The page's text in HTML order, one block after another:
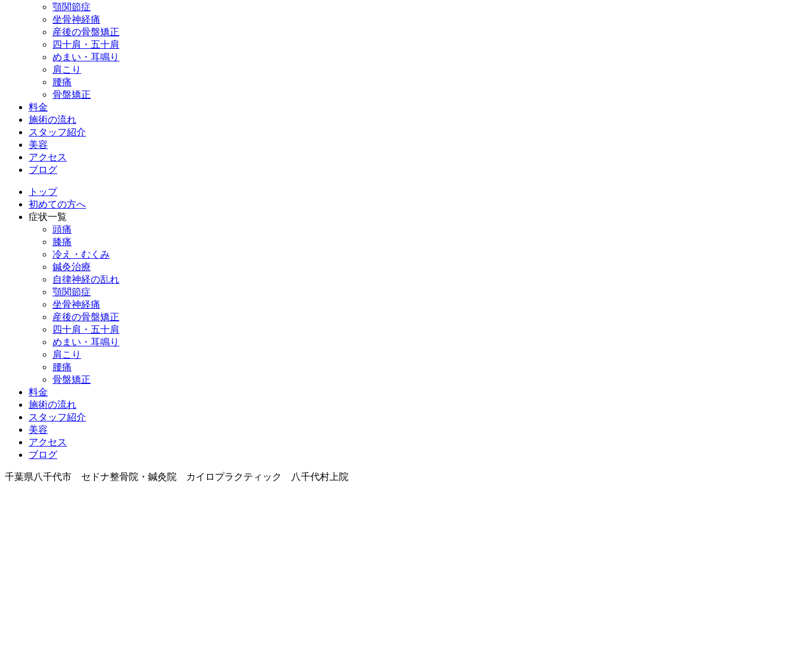
顎関節症
坐骨神経痛
産後の骨盤矯正
四十肩・五十肩
めまい・耳鳴り
肩こり
腰痛
骨盤矯正
料金
施術の流れ
スタッフ紹介
美容
アクセス
ブログ
トップ
初めての方へ
症状一覧
頭痛
膝痛
冷え・むくみ
鍼灸治療
自律神経の乱れ
顎関節症
坐骨神経痛
産後の骨盤矯正
四十肩・五十肩
めまい・耳鳴り
肩こり
腰痛
骨盤矯正
料金
施術の流れ
スタッフ紹介
美容
アクセス
ブログ
千葉県八千代市 セドナ整骨院・鍼灸院 カイロプラクティック 八千代村上院